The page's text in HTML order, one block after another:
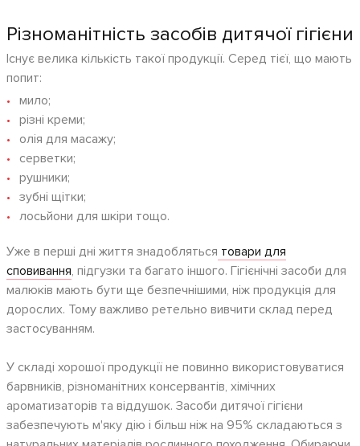
Різноманітність засобів дитячої гігієни
Існує велика кількість такої продукції. Серед тієї, що мають
попит:
мило;
різні креми;
олія для масажу;
серветки;
рушники;
зубні щітки;
лосьйони для шкіри тощо.
Уже в перші дні життя знадобляться товари для
сповивання, підгузки та багато іншого. Гігієнічні засоби для
малюків мають бути ще безпечнішими, ніж продукція для
дорослих. Тому важливо ретельно вивчити склад перед
застосуванням.
У складі хорошої продукції не повинно використовуватися
барвників, різноманітних консервантів, хімічних
ароматизаторів та віддушок. Засоби дитячої гігієни
забезпечують м'яку дію і більш ніж на 95% складаються з